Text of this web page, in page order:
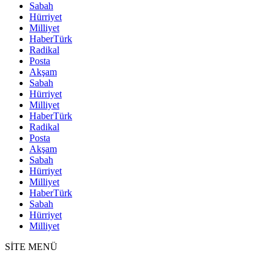
Sabah
Hürriyet
Milliyet
HaberTürk
Radikal
Posta
Akşam
Sabah
Hürriyet
Milliyet
HaberTürk
Radikal
Posta
Akşam
Sabah
Hürriyet
Milliyet
HaberTürk
Sabah
Hürriyet
Milliyet
SİTE MENÜ